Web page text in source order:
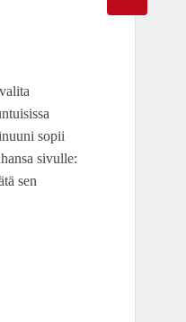
sopii
sivulle:
sen